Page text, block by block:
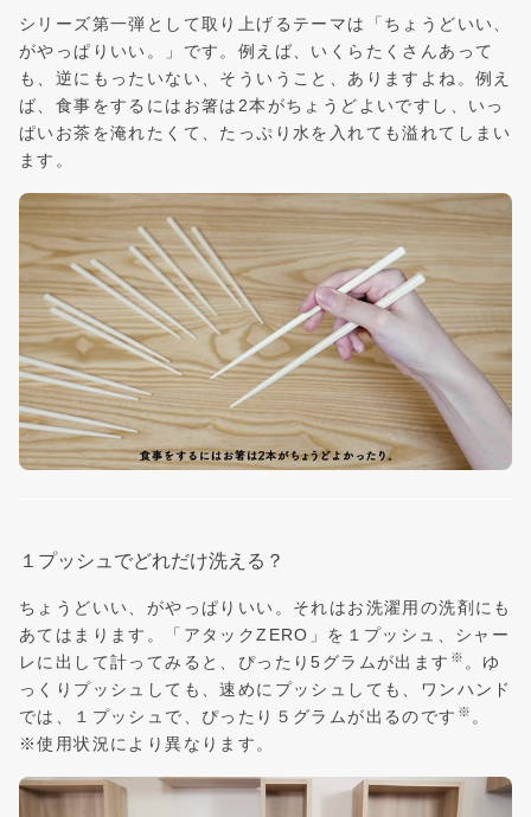
シリーズ第一弾として取り上げるテーマは「ちょうどいい、
がやっぱりいい。」です。例えば、いくらたくさんあって
も、逆にもったいない、そういうこと、ありますよね。例え
ば、食事をするにはお箸は2本がちょうどよいですし、いっ
ぱいお茶を淹れたくて、たっぷり水を入れても溢れてしまい
ます。
１プッシュでどれだけ洗える？
ちょうどいい、がやっぱりいい。それはお洗濯用の洗剤にも
あてはまります。「アタックZERO」を１プッシュ、シャー
レに出して計ってみると、ぴったり5グラムが出ます ※ 。ゆ
っくりプッシュしても、速めにプッシュしても、ワンハンド
では、１プッシュで、ぴったり５グラムが出るのです ※ 。
※使用状況により異なります。